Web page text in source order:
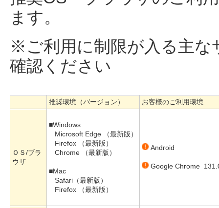
ます。
※ご利用に制限が入る主な
確認ください
推奨環境（バージョン） お客様のご利用環境
ＯＳ/ブラ
ウザ
■Windows
Microsoft Edge （最新版）
Firefox （最新版）
Chrome （最新版）
■Mac
Safari（最新版）
Firefox （最新版）
Android
Google Chrome